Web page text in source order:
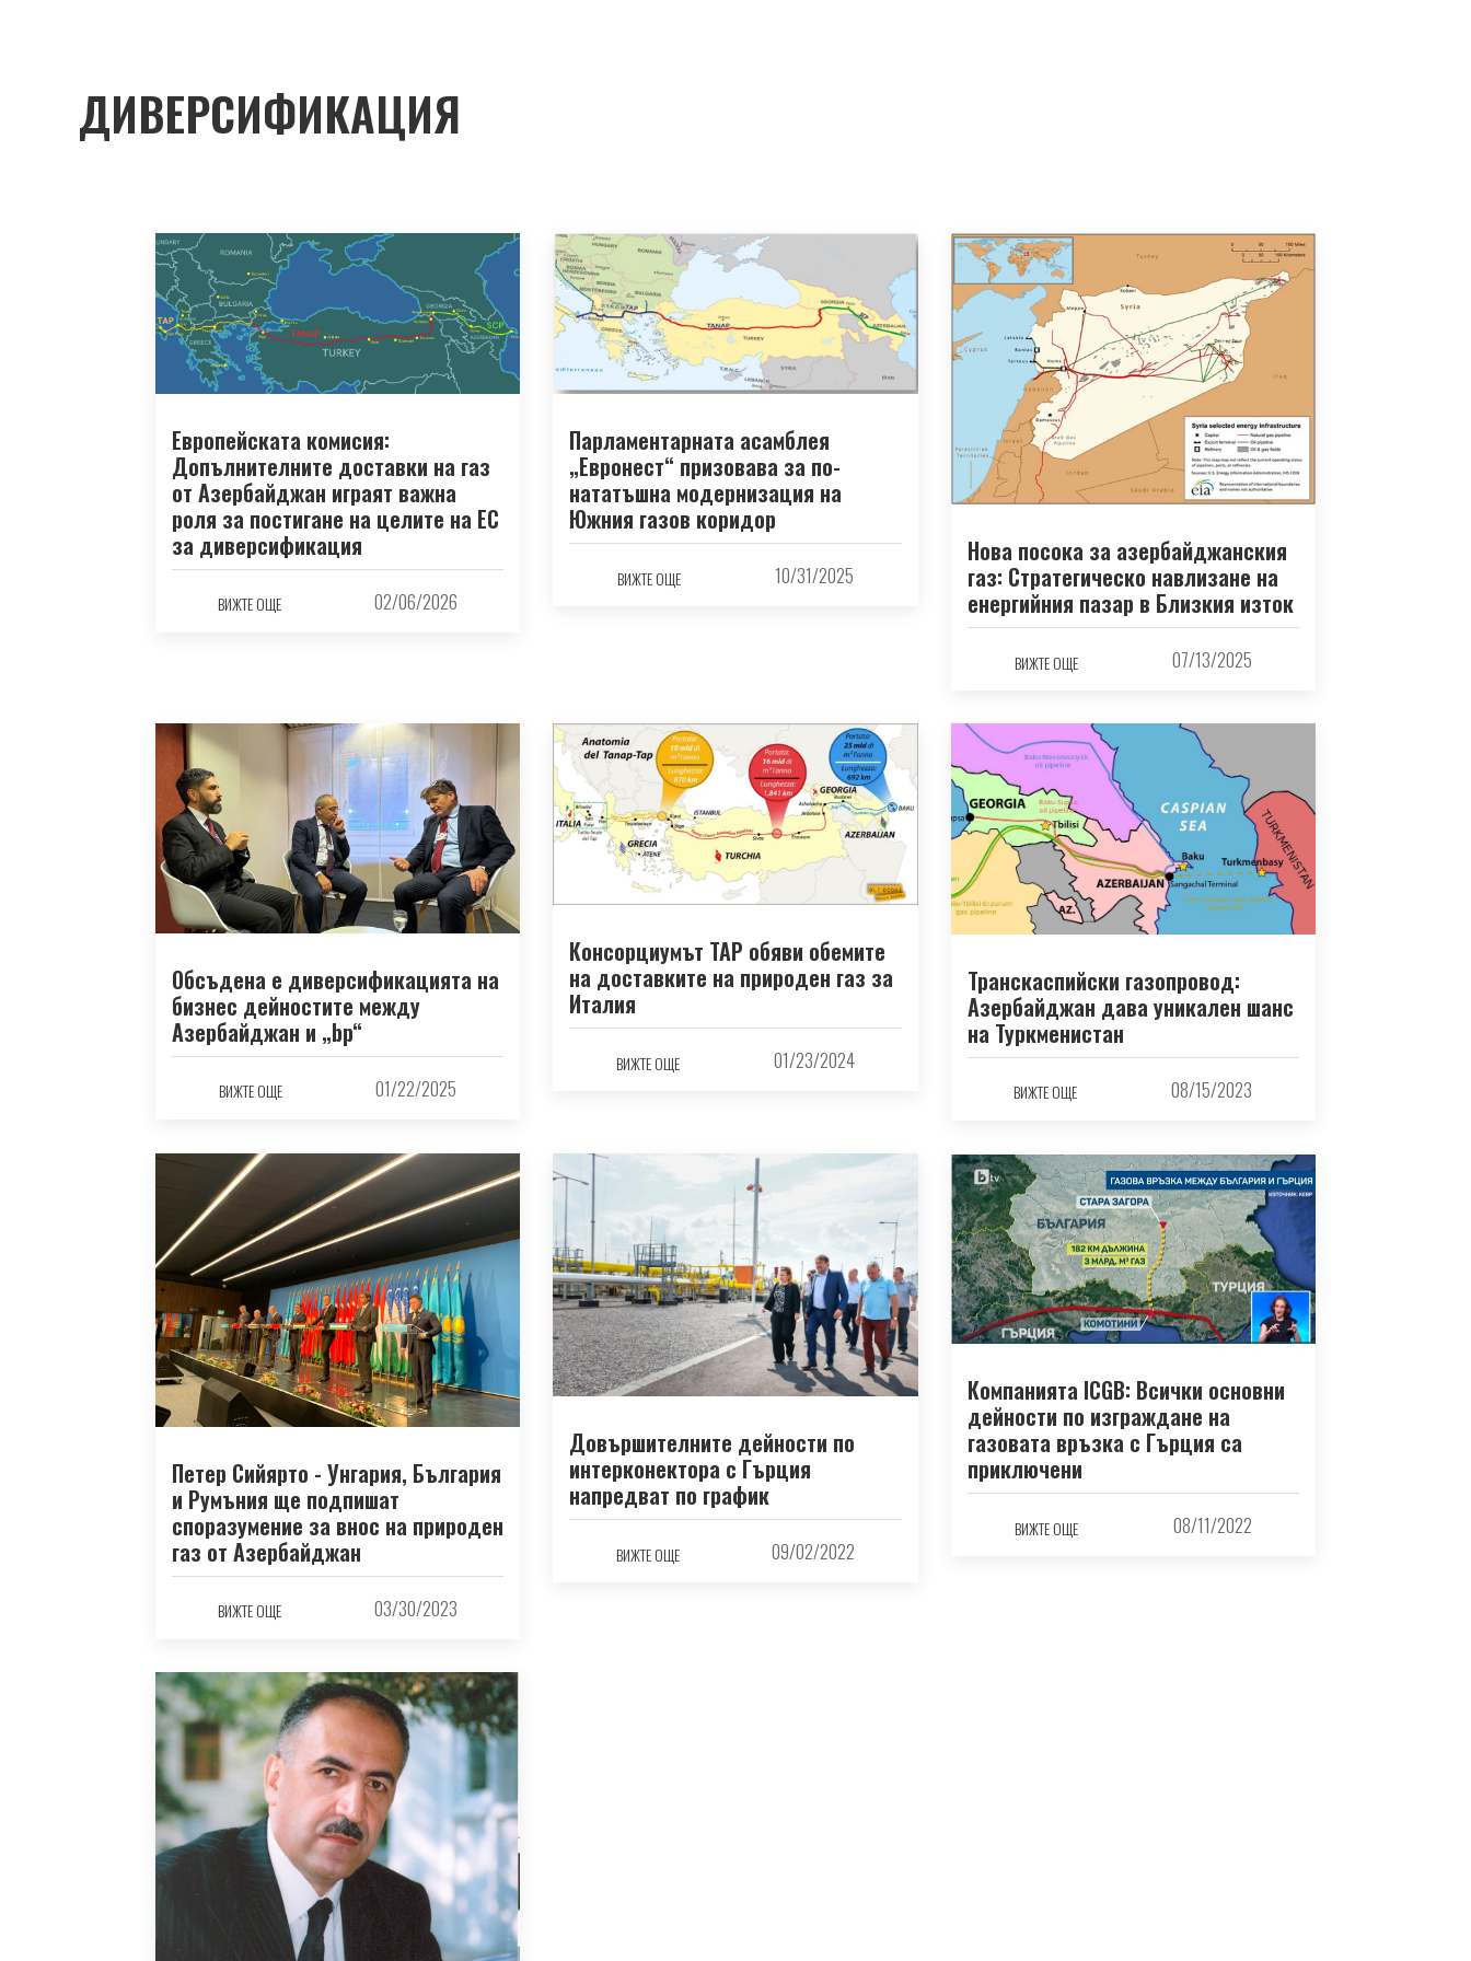
ДИВЕРСИФИКАЦИЯ
Европейската комисия:
Допълнителните доставки на газ
от Азербайджан играят важна
роля за постигане на целите на ЕС
за диверсификация
ВИЖТЕ ОЩЕ 02/06/2026
Парламентарната асамблея
„Евронест“ призовава за по-
нататъшна модернизация на
Южния газов коридор
ВИЖТЕ ОЩЕ 10/31/2025
Нова посока за азербайджанския
газ: Стратегическо навлизане на
енергийния пазар в Близкия изток
ВИЖТЕ ОЩЕ 07/13/2025
Обсъдена е диверсификацията на
бизнес дейностите между
Азербайджан и „bp“
ВИЖТЕ ОЩЕ 01/22/2025
Консорциумът TAP обяви обемите
на доставките на природен газ за
Италия
ВИЖТЕ ОЩЕ 01/23/2024
Транскаспийски газопровод:
Азербайджан дава уникален шанс
на Туркменистан
ВИЖТЕ ОЩЕ 08/15/2023
Петер Сийярто - Унгария, България
и Румъния ще подпишат
споразумение за внос на природен
газ от Азербайджан
ВИЖТЕ ОЩЕ 03/30/2023
Довършителните дейности по
интерконектора с Гърция
напредват по график
ВИЖТЕ ОЩЕ 09/02/2022
Компанията ICGB: Всички основни
дейности по изграждане на
газовата връзка с Гърция са
приключени
ВИЖТЕ ОЩЕ 08/11/2022